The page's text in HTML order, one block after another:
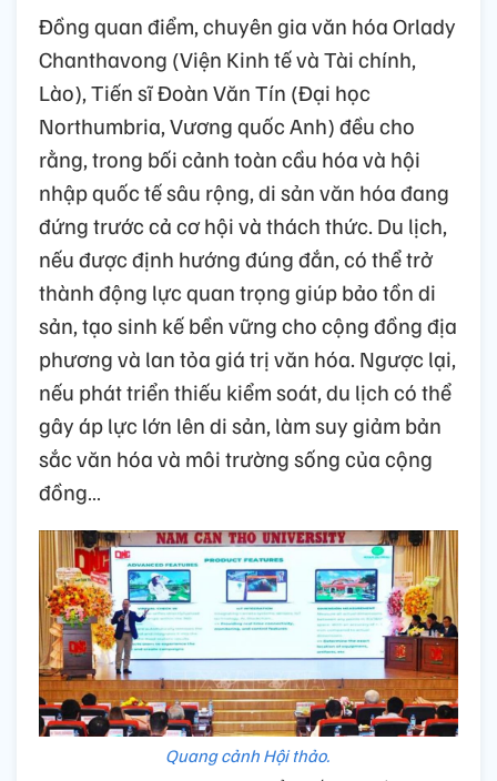
Đồng quan điểm, chuyên gia văn hóa Orlady
Chanthavong (Viện Kinh tế và Tài chính,
Lào), Tiến sĩ Đoàn Văn Tín (Đại học
Northumbria, Vương quốc Anh) đều cho
rằng, trong bối cảnh toàn cầu hóa và hội
nhập quốc tế sâu rộng, di sản văn hóa đang
đứng trước cả cơ hội và thách thức. Du lịch,
nếu được định hướng đúng đắn, có thể trở
thành động lực quan trọng giúp bảo tồn di
sản, tạo sinh kế bền vững cho cộng đồng địa
phương và lan tỏa giá trị văn hóa. Ngược lại,
nếu phát triển thiếu kiểm soát, du lịch có thể
gây áp lực lớn lên di sản, làm suy giảm bản
sắc văn hóa và môi trường sống của cộng
đồng…
Quang cảnh Hội thảo.